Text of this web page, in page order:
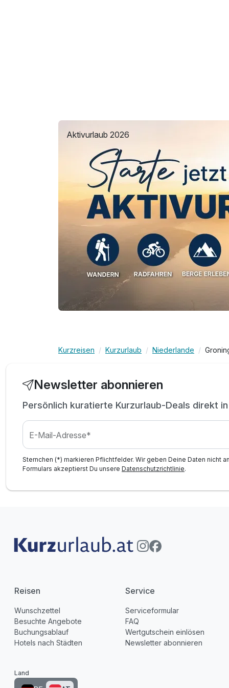
Aktivurlaub 2026
Kurzreisen Kurzurlaub Niederlande
Newsletter abonnieren
Persönlich kuratierte Kurzurlaub-Deals direkt
E-Mail-Adresse*
Sternchen (*) markieren Pflichtfelder. Wir geben Deine Daten nicht
Formulars akzeptierst Du unsere Datenschutzrichtlinie.
Reisen
Wunschzettel
Besuchte Angebote
Buchungsablauf
Hotels nach Städten
Service
Serviceformular
FAQ
Wertgutschein einlösen
Newsletter abonnieren
Land